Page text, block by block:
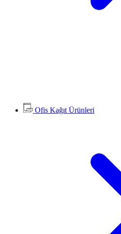
Ofis Kağıt Ürünleri